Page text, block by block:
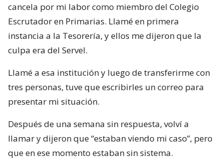
cancela por mi labor como miembro del Colegio
Escrutador en Primarias. Llamé en primera
instancia a la Tesorería, y ellos me dijeron que la
culpa era del Servel.
Llamé a esa institución y luego de transferirme con
tres personas, tuve que escribirles un correo para
presentar mi situación.
Después de una semana sin respuesta, volví a
llamar y dijeron que “estaban viendo mi caso”, pero
que en ese momento estaban sin sistema.